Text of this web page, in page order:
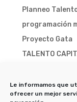
Le informamos que
ofrecer un mejor
Planneo
programación
Proyecto Gata
TALENTO
TALENTO
Trampa-X